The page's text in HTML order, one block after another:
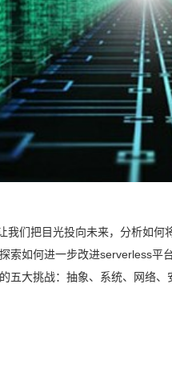
我们把目光投向未来，分析如
索如何进一步改进serverless
五大挑战：抽象、系统、网络